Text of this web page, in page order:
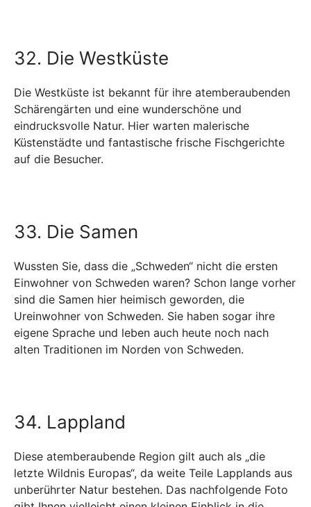
32. Die Westküste
Die Westküste ist bekannt für ihre atemberaubenden
Schärengärten und eine wunderschöne und
eindrucksvolle Natur. Hier warten malerische
Küstenstädte und fantastische frische Fischgerichte
auf die Besucher.
33. Die Samen
Wussten Sie, dass die „Schweden“ nicht die ersten
Einwohner von Schweden waren? Schon lange vorher
sind die Samen hier heimisch geworden, die
Ureinwohner von Schweden. Sie haben sogar ihre
eigene Sprache und leben auch heute noch nach
alten Traditionen im Norden von Schweden.
34. Lappland
Diese atemberaubende Region gilt auch als „die
letzte Wildnis Europas“, da weite Teile Lapplands aus
unberührter Natur bestehen. Das nachfolgende Foto